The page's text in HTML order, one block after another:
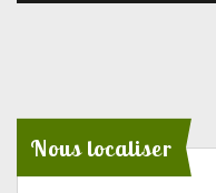
Nous localiser